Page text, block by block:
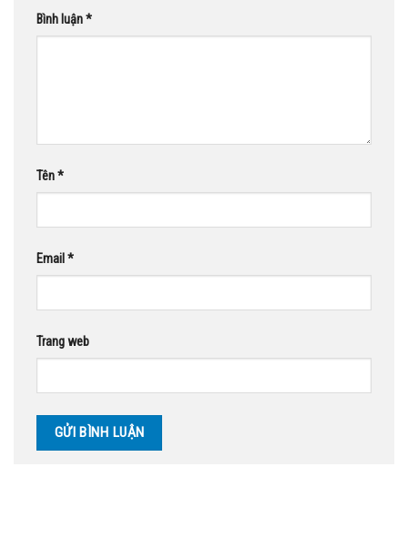
Bình luận*
Tên*
Email *
Trang web